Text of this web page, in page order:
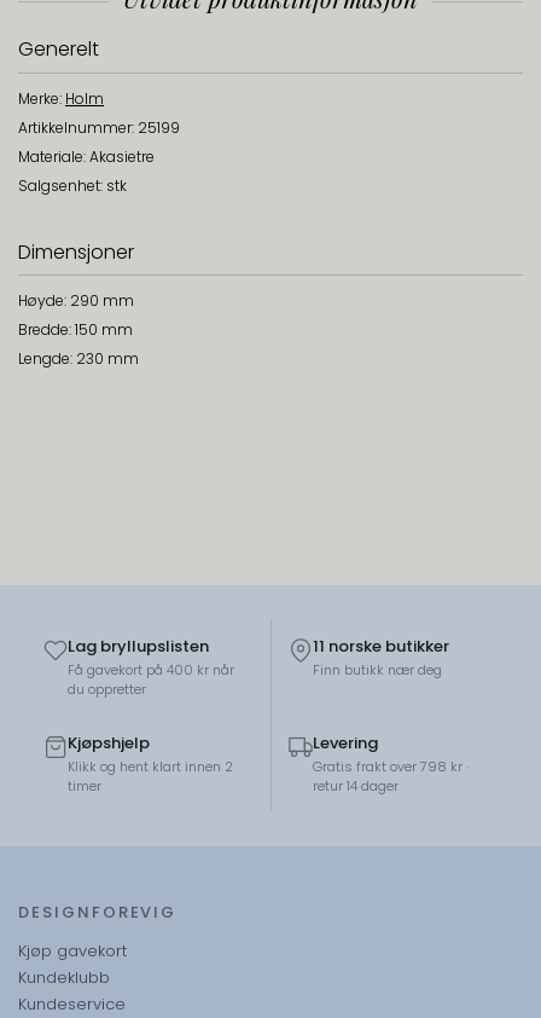
Generelt
Merke: Holm
Artikkelnummer: 25199
Materiale: Akasietre
Salgsenhet: stk
Dimensjoner
Høyde: 290 mm
Bredde: 150 mm
Lengde: 230 mm
Lag bryllupslisten
Få gavekort på 400 kr når
du oppretter
11 norske butikker
Finn butikk nær deg
Kjøpshjelp
Klikk og hent klart innen 2
timer
Levering
Gratis frakt over 798 kr ·
retur 14 dager
DESIGNFOREVIG
Kjøp gavekort
Kundeklubb
Kundeservice